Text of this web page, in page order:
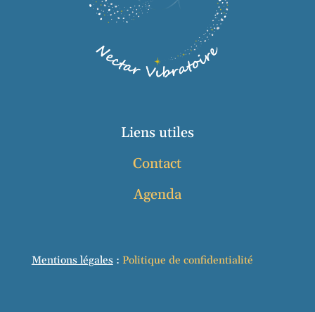
Liens utiles
Contact
Agenda
Mentions légales: Politique de confidentialité